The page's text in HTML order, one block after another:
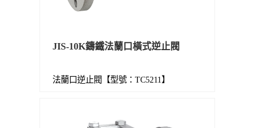
JIS-10K鑄鐵法蘭口橫式逆止閥
法蘭口逆止閥【型號：TC5211】